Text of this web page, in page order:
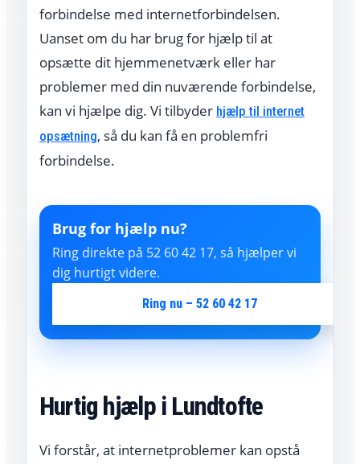
forbindelse med internetforbindelsen.
Uanset om du har brug for hjælp til at
opsætte dit hjemmenetværk eller har
problemer med din nuværende forbindelse,
kan vi hjælpe dig. Vi tilbyder hjælp til internet
opsætning, så du kan få en problemfri
forbindelse.
Brug for hjælp nu?
Ring direkte på 52 60 42 17, så hjælper vi
dig hurtigt videre.
Ring nu – 52 60 42 17
Hurtig hjælp i Lundtofte
Vi forstår, at internetproblemer kan opstå